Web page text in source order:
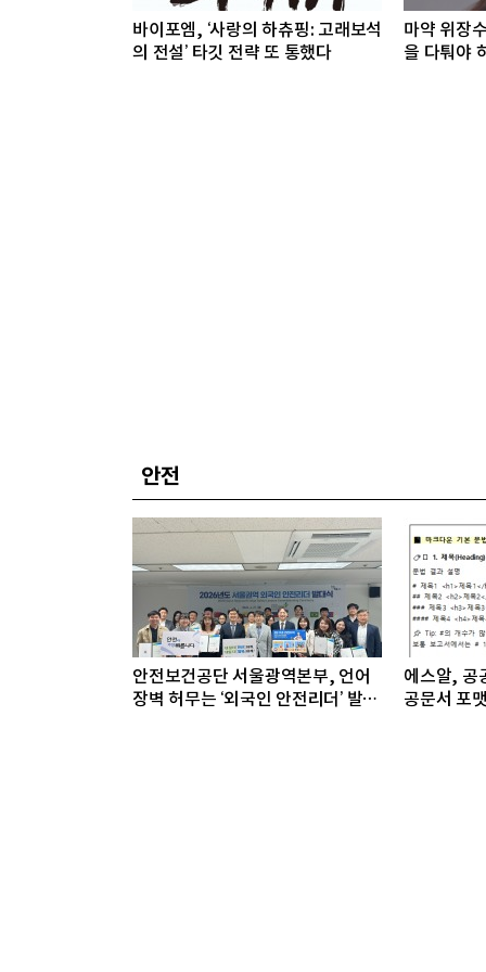
바이포엠, ‘사랑의 하츄핑: 고래보석
의 전설’ 타깃 전략 또 통했다
마약 위장
을 다퉈야
안전
안전보건공단 서울광역본부, 언어
장벽 허무는 ‘외국인 안전리더’ 발대
에스알, 공
공문서 포